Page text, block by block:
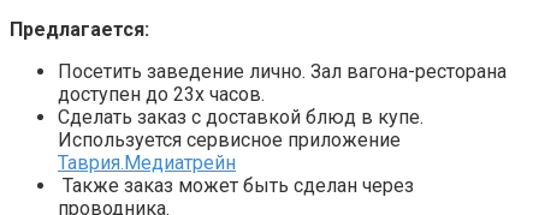
Предлагается:
Посетить заведение лично. Зал вагона-ресторана
доступен до 23х часов.
Сделать заказ с доставкой блюд в купе.
Используется сервисное приложение
Таврия.Медиатрейн
Также заказ может быть сделан через
проводника.